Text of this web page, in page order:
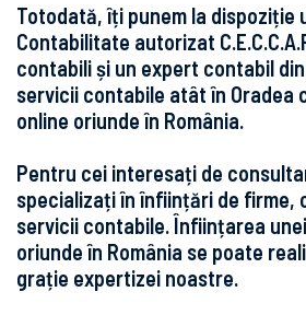
Totodată, îți punem la dispoziție
Contabilitate autorizat
contabili și un expert contabil
servicii contabile atât în Oradea
online oriunde în România.
Pentru cei interesați de
specializați în înființări de firme,
servicii contabile. Înființarea
oriunde în România se poate
grație expertizei noastre.